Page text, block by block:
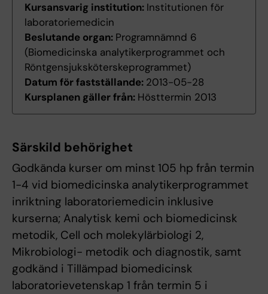
Kursansvarig institution: Institutionen för
laboratoriemedicin
Beslutande organ: Programnämnd 6
(Biomedicinska analytikerprogrammet och
Röntgensjuksköterskeprogrammet)
Datum för fastställande: 2013-05-28
Kursplanen gäller från: Hösttermin 2013
Särskild behörighet
Godkända kurser om minst 105 hp från termin
1-4 vid biomedicinska analytikerprogrammet
inriktning laboratoriemedicin inklusive
kurserna; Analytisk kemi och biomedicinsk
metodik, Cell och molekylärbiologi 2,
Mikrobiologi- metodik och diagnostik, samt
godkänd i Tillämpad biomedicinsk
laboratorievetenskap 1 från termin 5 i